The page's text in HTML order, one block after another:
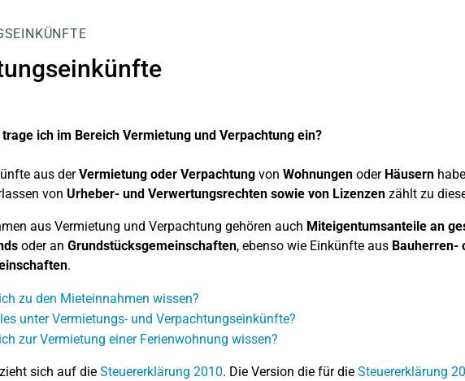
ich im Bereich Vermietung und Verpachtung ein?
aus derVermietung oder Verpachtungvon Wohnungenoder Häusern
von Urheber- und Verwertungsrechten sowie von Lizenzenzählt zu
aus Vermietung und Verpachtung gehören auch Miteigentumsanteile an
oder an Grundstücksgemeinschaften, ebenso wie Einkünfte aus Bauherren-
.
zu den Mieteinnahmen wissen?
unter Vermietungs- und Verpachtungseinkünfte?
zur Vermietung einer Ferienwohnung wissen?
sich auf die Steuererklärung 2010. Die Version die für die Steuererklärung